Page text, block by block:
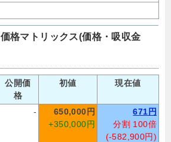
格マトリックス(価格・吸収金
公開価
格
初値 現在値
-
650,000円
+350,000円
671円
分割 100倍
(-582,900円)